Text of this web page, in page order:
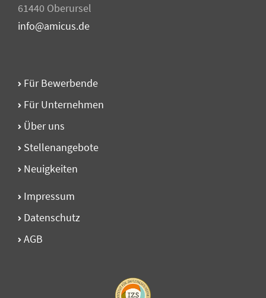
61440 Oberursel
info@amicus.de
Für Bewerbende
Für Unternehmen
Über uns
Stellen­angebote
Neuigkeiten
Impressum
Datenschutz
AGB